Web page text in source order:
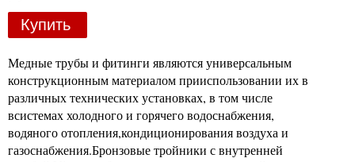
Купить
Медные трубы и фитинги являются универсальным
конструкционным материалом прииспользовании их в
различных технических установках, в том числе
всистемах холодного и горячего водоснабжения,
водяного отопления,кондиционирования воздуха и
газоснабжения.Бронзовые тройники с внутренней